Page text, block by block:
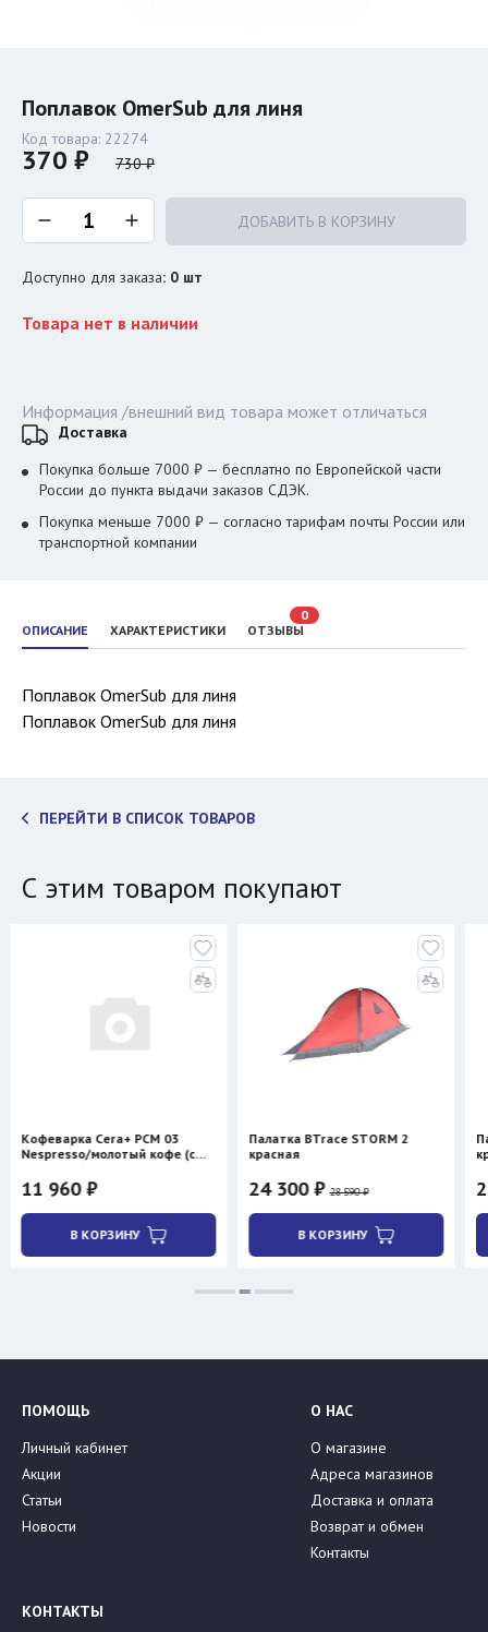
Поплавок OmerSub для линя
Код товара: 22274
370 ₽ 730 ₽
ДОБАВИТЬ В КОРЗИНУ
Доступно для заказа: 0 шт
Товара нет в наличии
ОПИСАНИЕ ХАРАКТЕРИСТИКИ ОТЗЫВЫ
0
Поплавок OmerSub для линя
Поплавок OmerSub для линя
ПЕРЕЙТИ В СПИСОК ТОВАРОВ
Информация /внешний вид товара может отличаться
Доставка
Покупка больше 7000 ₽ — бесплатно по Европейской части
России до пункта выдачи заказов СДЭК.
Покупка меньше 7000 ₽ — согласно тарифам почты России или
транспортной компании
С этим товаром покупают
Cera+ PCM 03
молотый кофе (с
₽
В КОРЗИНУ
Палатка BTrace STORM 2
красная
24 300 ₽ 28 590 ₽
В КОРЗИНУ
Палатка
28
ПОМОЩЬ
Личный кабинет
Акции
Статьи
Новости
О НАС
О магазине
Адреса магазинов
Доставка и оплата
Возврат и обмен
Контакты
КОНТАКТЫ